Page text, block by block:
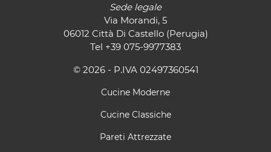
Sede legale
Via Morandi, 5
06012 Città Di Castello (Perugia)
Tel +39 075-9977383
© 2026 - P.IVA 02497360541
Cucine Moderne
Cucine Classiche
Pareti Attrezzate